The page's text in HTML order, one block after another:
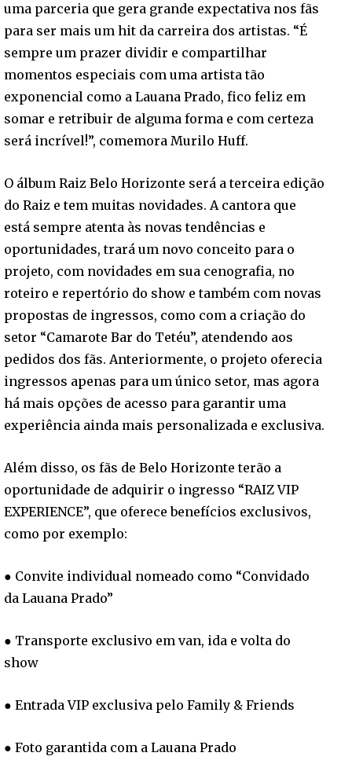
uma parceria que gera grande expectativa nos fãs
para ser mais um hit da carreira dos artistas. “É
sempre um prazer dividir e compartilhar
momentos especiais com uma artista tão
exponencial como a Lauana Prado, fico feliz em
somar e retribuir de alguma forma e com certeza
será incrível!”, comemora Murilo Huff.
O álbum Raiz Belo Horizonte será a terceira edição
do Raiz e tem muitas novidades. A cantora que
está sempre atenta às novas tendências e
oportunidades, trará um novo conceito para o
projeto, com novidades em sua cenografia, no
roteiro e repertório do show e também com novas
propostas de ingressos, como com a criação do
setor “Camarote Bar do Tetéu”, atendendo aos
pedidos dos fãs. Anteriormente, o projeto oferecia
ingressos apenas para um único setor, mas agora
há mais opções de acesso para garantir uma
experiência ainda mais personalizada e exclusiva.
Além disso, os fãs de Belo Horizonte terão a
oportunidade de adquirir o ingresso “RAIZ VIP
EXPERIENCE”, que oferece benefícios exclusivos,
como por exemplo:
● Convite individual nomeado como “Convidado
da Lauana Prado”
● Transporte exclusivo em van, ida e volta do
show
● Entrada VIP exclusiva pelo Family & Friends
● Foto garantida com a Lauana Prado